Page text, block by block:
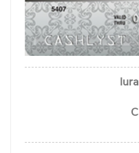
Sekuritas Saham
Bank Digital
Asuransi